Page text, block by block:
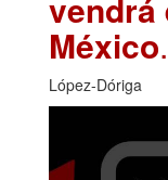
México
López-Dóriga